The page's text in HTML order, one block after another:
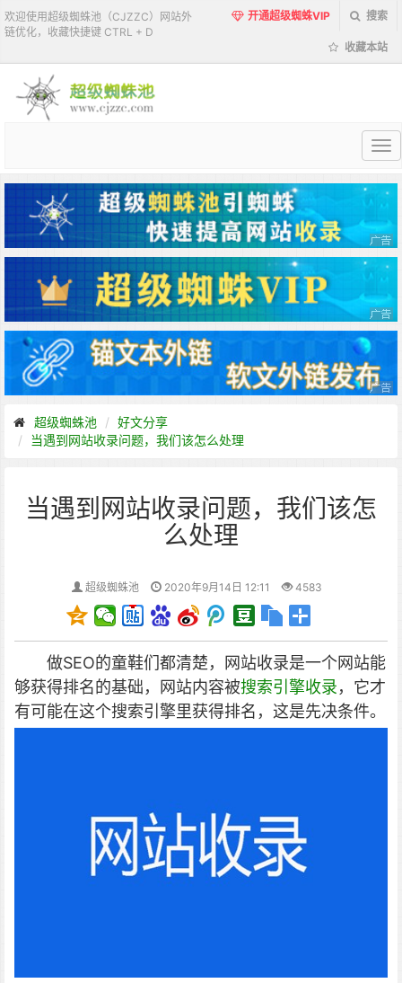
欢迎使用超级蜘蛛池（CJZZC）网站外
链优化，收藏快捷键 CTRL + D
开通超级蜘蛛VIP 搜索
收藏本站
超
蜘
蛛
池
超级蜘蛛池
好文分享
当遇到网站收录问题，我们该怎么处理
当遇到网站收录问题，我们该怎
么处理
超级蜘蛛池 2020年9月14日 12:11 4583
做SEO的童鞋们都清楚，网站收录是一个网站能
够获得排名的基础，网站内容被搜索引擎收录，它才
有可能在这个搜索引擎里获得排名，这是先决条件。